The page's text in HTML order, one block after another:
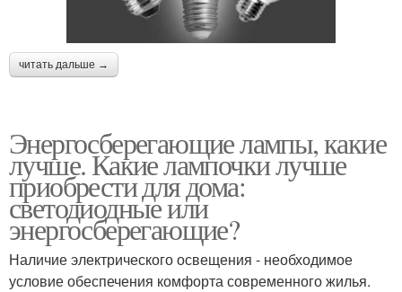
читать дальше →
Энергосберегающие лампы, какие
лучше. Какие лампочки лучше
приобрести для дома:
светодиодные или
энергосберегающие?
Наличие электрического освещения - необходимое
условие обеспечения комфорта современного жилья.